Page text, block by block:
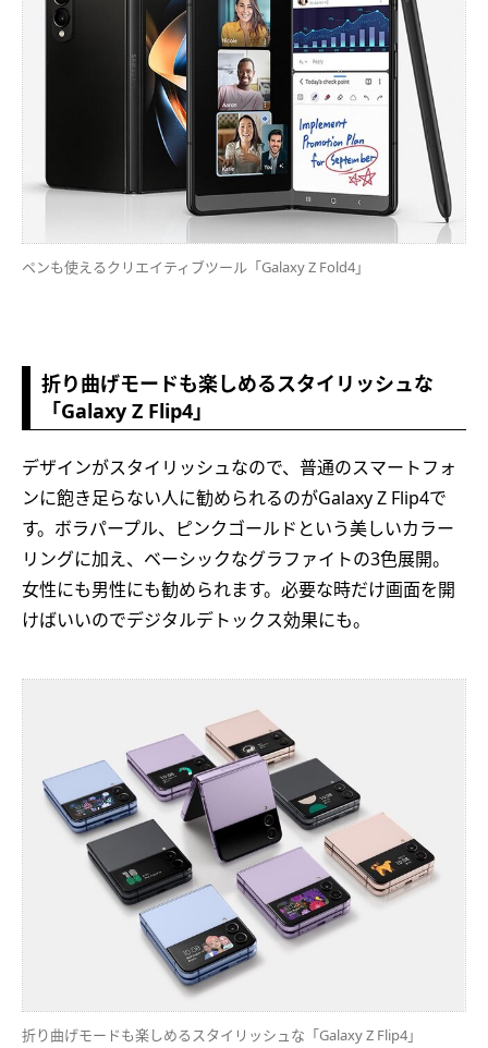
ペンも使えるクリエイティブツール「Galaxy Z Fold4」
折り曲げモードも楽しめるスタイリッシュな
「Galaxy Z Flip4」
デザインがスタイリッシュなので、普通のスマートフォ
ンに飽き足らない人に勧められるのがGalaxy Z Flip4で
す。ボラパープル、ピンクゴールドという美しいカラー
リングに加え、ベーシックなグラファイトの3色展開。
女性にも男性にも勧められます。必要な時だけ画面を開
けばいいのでデジタルデトックス効果にも。
折り曲げモードも楽しめるスタイリッシュな「Galaxy Z Flip4」